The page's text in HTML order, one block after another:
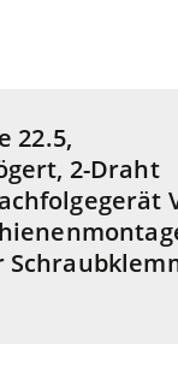
22.5,
2-Draht